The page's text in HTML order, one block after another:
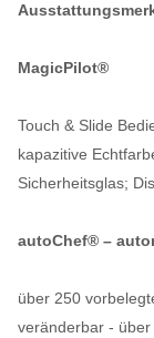
MagicPilot®
Touch & Slide
kapazitive
Sicherheitsglas;
autoChef® –
über 250
veränderbar -